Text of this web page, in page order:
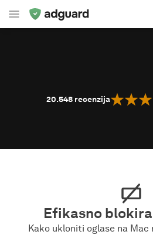
20.548 recenzija
Efikasno
Kako ukloniti oglase na